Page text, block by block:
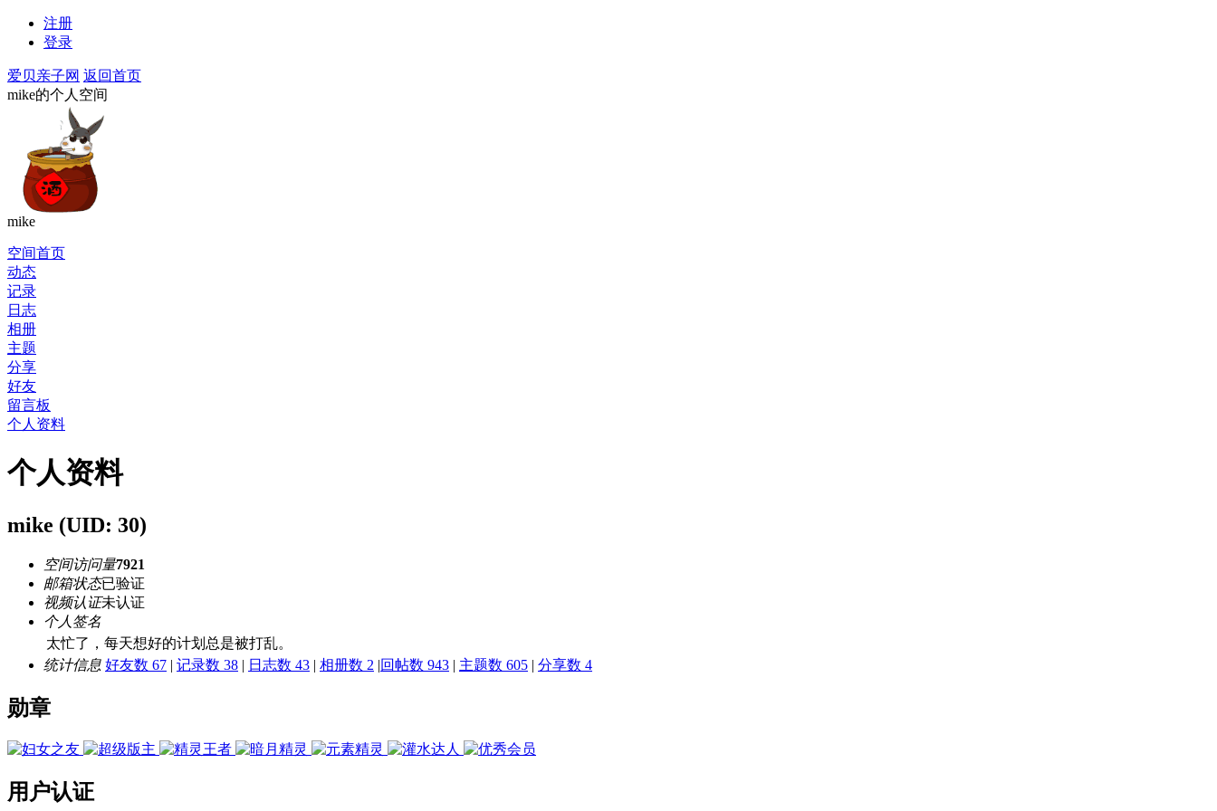
注册
登录
爱贝亲子网 返回首页
mike的个人空间
mike
空间首页
动态
记录
日志
相册
主题
分享
好友
留言板
个人资料
个人资料
mike (UID: 30)
空间访问量7921
邮箱状态已验证
视频认证未认证
个人签名
太忙了，每天想好的计划总是被打乱。
统计信息 好友数 67 | 记录数 38 | 日志数 43 | 相册数 2 |回帖数 943 | 主题数 605 | 分享数 4
勋章
用户认证